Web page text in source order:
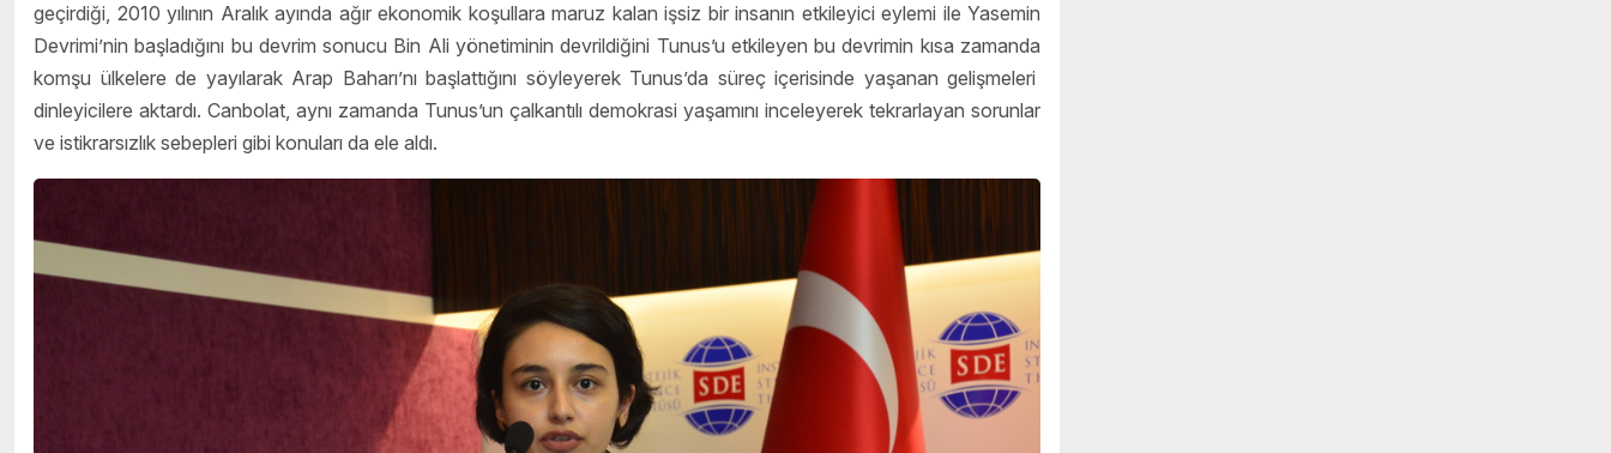
geçirdiği, 2010 yılının Aralık ayında ağır ekonomik koşullara maruz kalan işsiz bir insanın etkileyici eylemi ile Yasemin
Devrimi’nin başladığını bu devrim sonucu Bin Ali yönetiminin devrildiğini Tunus’u etkileyen bu devrimin kısa zamanda
komşu ülkelere de yayılarak Arap Baharı’nı başlattığını söyleyerek Tunus’da süreç içerisinde yaşanan gelişmeleri
dinleyicilere aktardı. Canbolat, aynı zamanda Tunus’un çalkantılı demokrasi yaşamını inceleyerek tekrarlayan sorunlar
ve istikrarsızlık sebepleri gibi konuları da ele aldı.